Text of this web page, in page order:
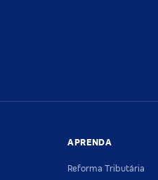
APRENDA
Reforma Tributária